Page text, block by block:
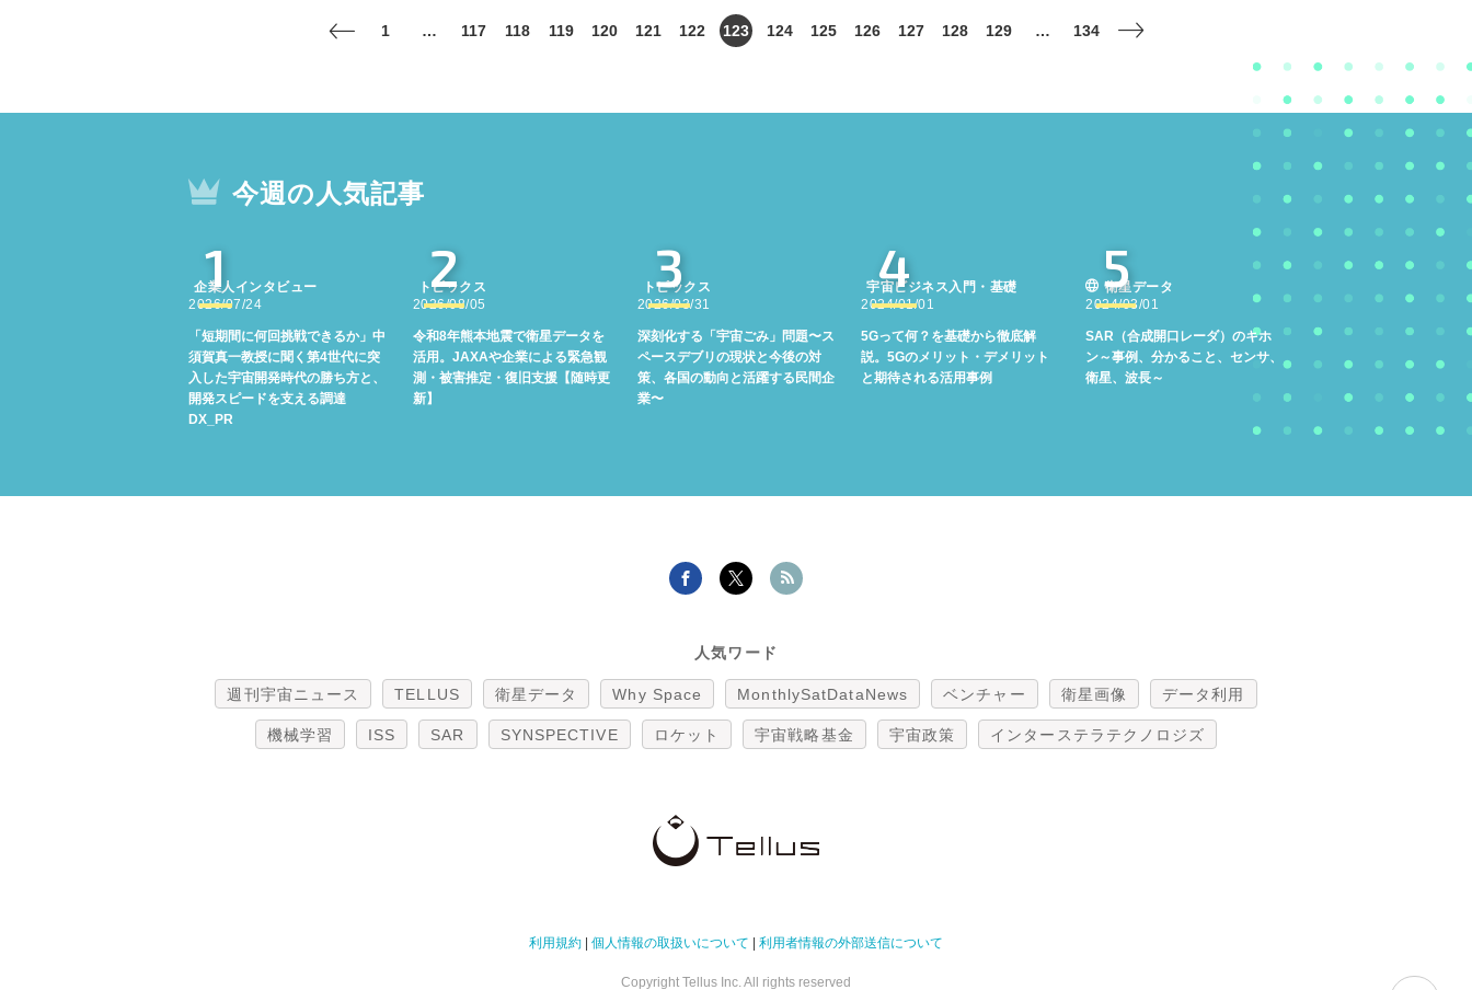
1 … 117 118 119 120 121 122 123 124 125 126 127 128 129 … 134
今週の人気記事
1
企業人インタビュー
2026/07/24
「短期間に何回挑戦できるか」中
須賀真一教授に聞く第4世代に突
入した宇宙開発時代の勝ち方と、
開発スピードを支える調達
DX_PR
2
トピックス
2026/08/05
令和8年熊本地震で衛星データを
活用。JAXAや企業による緊急観
測・被害推定・復旧支援【随時更
新】
3
トピックス
2026/03/31
深刻化する「宇宙ごみ」問題〜ス
ペースデブリの現状と今後の対
策、各国の動向と活躍する民間企
業〜
4
宇宙ビジネス入門・基礎
2024/01/01
5Gって何？を基礎から徹底解
説。5Gのメリット・デメリット
と期待される活用事例
5
衛星データ
2024/03/01
SAR（合成開口レーダ）のキホ
ン～事例、分かること、センサ、
衛星、波長～
人気ワード
週刊宇宙ニュース TELLUS 衛星データ Why Space MonthlySatDataNews ベンチャー 衛星画像 データ利用
機械学習 ISS SAR SYNSPECTIVE ロケット 宇宙戦略基金 宇宙政策 インターステラテクノロジズ
利用規約 個人情報の取扱いについて 利用者情報の外部送信について
Copyright Tellus Inc. All rights reserved